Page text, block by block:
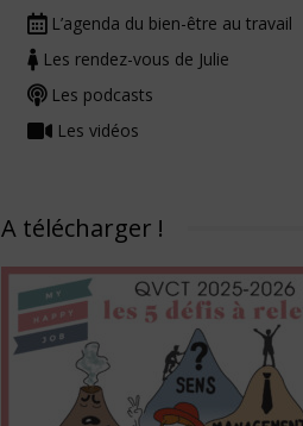
L’agenda du bien-être au travail
Les rendez-vous de Julie
Les podcasts
Les vidéos
A télécharger !